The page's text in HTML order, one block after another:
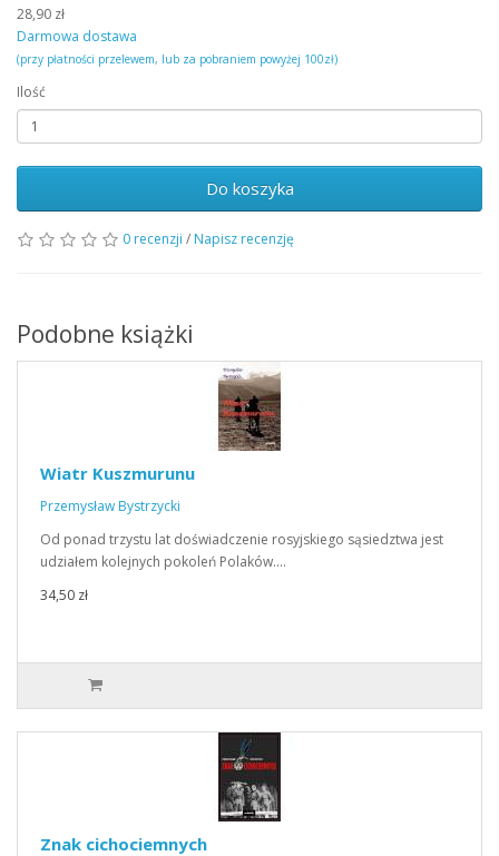
28,90 zł
Darmowa dostawa
(przy płatności przelewem, lub za pobraniem powyżej 100zł)
Ilość
Do koszyka
0 recenzji / Napisz recenzję
Podobne książki
Wiatr Kuszmurunu
Przemysław Bystrzycki
Od ponad trzystu lat doświadczenie rosyjskiego sąsiedztwa jest
udziałem kolejnych pokoleń Polaków.…
34,50 zł
Znak cichociemnych